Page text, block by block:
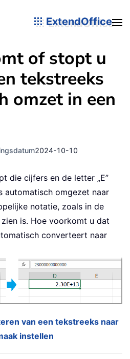
ExtendOffice
of stopt u
tekstreeks
omzet in een
2024-10-10
die cijfers en de letter „E”
automatisch omgezet naar
notatie, zoals in de
is. Hoe voorkomt u dat
converteert naar
van een tekstreeks naar
instellen